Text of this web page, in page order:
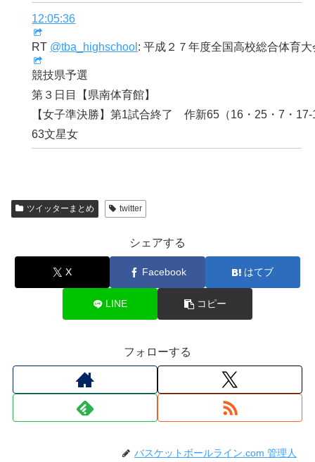
12:05:36
RT @tba_highschool : 平成２７年度全国高校総合体育
競技県予選
第３日目【県南体育館】
【女子準決勝】第1試合終了 作新65（16・25・7・
63文星女
ツイッターまとめ twitter
シェアする
X Facebook はてブ
LINE コピー
フォローする
バスケットボールライン.com 管理人